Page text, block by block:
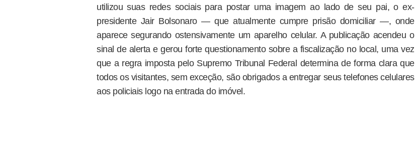
utilizou suas redes sociais para postar uma imagem ao lado de seu pai, o ex-
presidente Jair Bolsonaro — que atualmente cumpre prisão domiciliar —, onde
aparece segurando ostensivamente um aparelho celular. A publicação acendeu o
sinal de alerta e gerou forte questionamento sobre a fiscalização no local, uma vez
que a regra imposta pelo Supremo Tribunal Federal determina de forma clara que
todos os visitantes, sem exceção, são obrigados a entregar seus telefones celulares
aos policiais logo na entrada do imóvel.